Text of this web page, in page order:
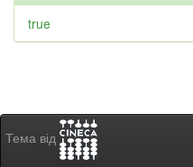
true
Тема від